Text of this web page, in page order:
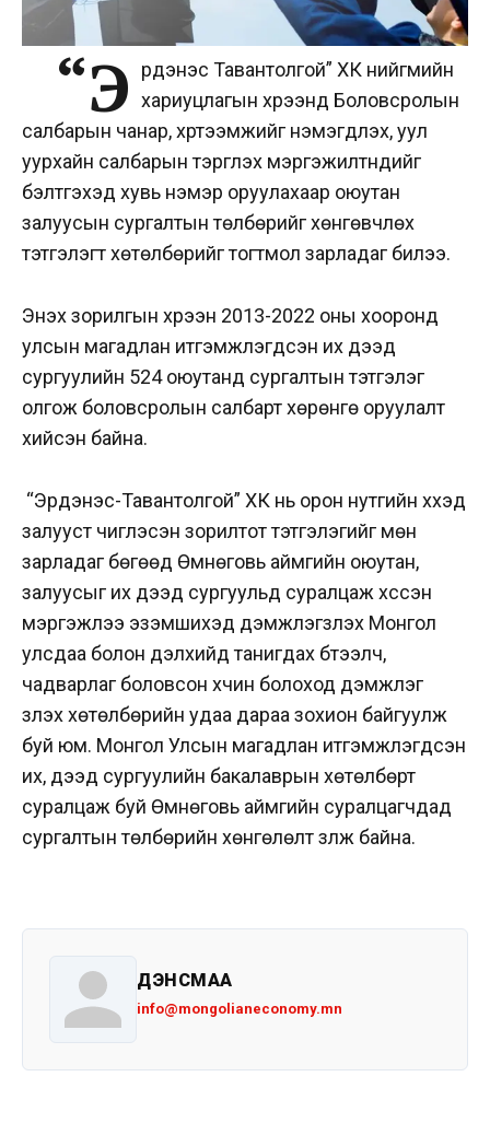
“Э
рдэнэс Тавантолгой” ХК нийгмийн
хариуцлагын хүрээнд Боловсролын
салбарын чанар, хүртээмжийг нэмэгдүүлэх, уул
уурхайн салбарын тэргүүлэх мэргэжилтнүүдийг
бэлтгэхэд хувь нэмэр оруулахаар оюутан
залуусын сургалтын төлбөрийг хөнгөвчлөх
тэтгэлэгт хөтөлбөрийг тогтмол зарладаг билээ.
Энэхүү зорилгын хүрээн 2013-2022 оны хооронд
улсын магадлан итгэмжлэгдсэн их дээд
сургуулийн 524 оюутанд сургалтын тэтгэлэг
олгож боловсролын салбарт хөрөнгө оруулалт
хийсэн байна.
“Эрдэнэс-Тавантолгой” ХК нь орон нутгийн хүүхэд
залууст чиглэсэн зорилтот тэтгэлэгийг мөн
зарладаг бөгөөд Өмнөговь аймгийн оюутан,
залуусыг их дээд сургуульд суралцаж хүссэн
мэргэжлээ эзэмшихэд дэмжлэгүзүүлэх Монгол
улсдаа болон дэлхийд танигдах бүтээлч,
чадварлаг боловсон хүчин болоход дэмжлэг
үзүүлэх хөтөлбөрийн удаа дараа зохион байгуулж
буй юм. Монгол Улсын магадлан итгэмжлэгдсэн
их, дээд сургуулийн бакалаврын хөтөлбөрт
суралцаж буй Өмнөговь аймгийн суралцагчдад
сургалтын төлбөрийн хөнгөлөлт үзүүлж байна.
ДЭНСМАА
info@mongolianeconomy.mn